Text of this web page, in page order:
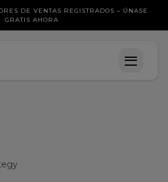
DE VENTAS REGISTRADOS – ÚNASE
GRATIS AHORA